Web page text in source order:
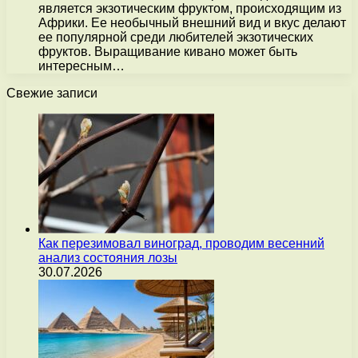
является экзотическим фруктом, происходящим из
Африки. Ее необычный внешний вид и вкус делают
ее популярной среди любителей экзотических
фруктов. Выращивание кивано может быть
интересным…
Свежие записи
Как перезимовал виноград, проводим весенний
анализ состояния лозы
30.07.2026